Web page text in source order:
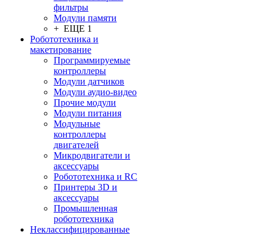
фильтры
Модули памяти
+ ЕЩЕ 1
Робототехника и
макетирование
Программируемые
контроллеры
Модули датчиков
Модули аудио-видео
Прочие модули
Модули питания
Модульные
контроллеры
двигателей
Микродвигатели и
аксессуары
Робототехника и RC
Принтеры 3D и
аксессуары
Промышленная
робототехника
Неклассифицированные